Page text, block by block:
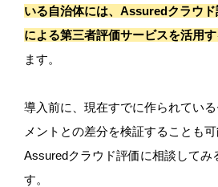
いる自治体には、Assuredクラウ
による第三者評価サービスを活用
ます。
導入前に、現在すでに作られてい
メントとの差分を検証することも
Assuredクラウド評価に相談してみ
す。